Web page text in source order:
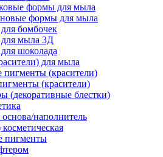
формы для мыла
формы для мыла
бомбочек
мыла 3Д
шоколада
для мыла
(красители)
(красители)
(декоративные блестки)
наполнитель
пигменты